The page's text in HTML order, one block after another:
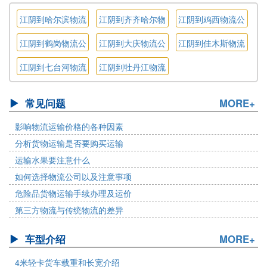
江阴到哈尔滨物流
公司
江阴到齐齐哈尔物
流公司
江阴到鸡西物流公
司
江阴到鹤岗物流公
司
江阴到大庆物流公
司
江阴到佳木斯物流
江阴到七台河物流
公司
江阴到牡丹江物流
公司
常见问题 MORE+
影响物流运输价格的各种因素
分析货物运输是否要购买运输
运输水果要注意什么
如何选择物流公司以及注意事项
危险品货物运输手续办理及运价
第三方物流与传统物流的差异
车型介绍 MORE+
4米轻卡货车载重和长宽介绍